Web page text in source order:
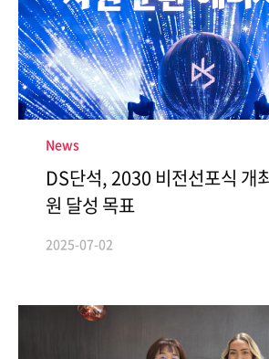
환경
사회
지배구조
보고서
브로
공지
인재채용
News
DS단석, 2030 비전선포식
원 달성 목표
2025-07-02